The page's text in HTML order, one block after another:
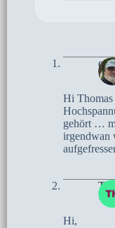
15.
Hi
gehört …
irgendwan
10.
Hi,